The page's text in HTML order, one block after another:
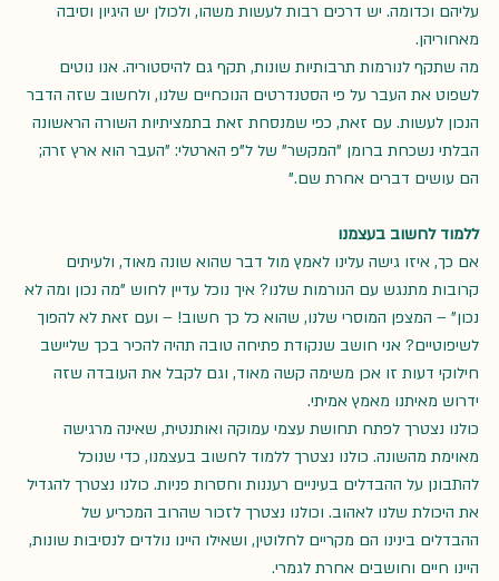
עליהם וכדומה. יש דרכים רבות לעשות משהו, ולכולן יש היגיון וסיבה
מאחוריהן.
מה שתקף לנורמות תרבותיות שונות, תקף גם להיסטוריה. אנו נוטים
לשפוט את העבר על פי הסטנדרטים הנוכחיים שלנו, ולחשוב שזה הדבר
הנכון לעשות. עם זאת, כפי שמנסחת זאת בתמציתיות השורה הראשונה
הבלתי נשכחת ברומן "המקשר" של ל"פ הארטלי: "העבר הוא ארץ זרה;
הם עושים דברים אחרת שם."
ללמוד לחשוב בעצמנו
אם כך, איזו גישה עלינו לאמץ מול דבר שהוא שונה מאוד, ולעיתים
קרובות מתנגש עם הנורמות שלנו? איך נוכל עדיין לחוש "מה נכון ומה לא
נכון" – המצפן המוסרי שלנו, שהוא כל כך חשוב! – ועם זאת לא להפוך
לשיפוטיים? אני חושב שנקודת פתיחה טובה תהיה להכיר בכך שליישב
חילוקי דעות זו אכן משימה קשה מאוד, וגם לקבל את העובדה שזה
ידרוש מאיתנו מאמץ אמיתי.
כולנו נצטרך לפתח תחושת עצמי עמוקה ואותנטית, שאינה מרגישה
מאוימת מהשונה. כולנו נצטרך ללמוד לחשוב בעצמנו, כדי שנוכל
להתבונן על ההבדלים בעיניים רעננות וחסרות פניות. כולנו נצטרך להגדיל
את היכולת שלנו לאהוב. וכולנו נצטרך לזכור שהרוב המכריע של
ההבדלים בינינו הם מקריים לחלוטין, ושאילו היינו נולדים לנסיבות שונות,
היינו חיים וחושבים אחרת לגמרי.